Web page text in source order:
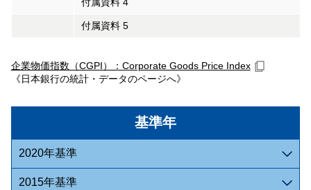
基準年
2020年基準
2015年基準
付属資料 5
企業物価指数（CGPI）：Corporate Goods Price Index
《日本銀行の統計・データのページへ》